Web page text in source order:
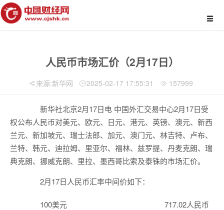
人民币市场汇价（2月17日）
来源:新华网 2025-02-17 17:55:31 157999
新华社北京2月17日电 中国外汇交易中心2月17日受
权公布人民币对美元、欧元、日元、港元、英镑、澳元、新西
兰元、新加坡元、瑞士法郎、加元、澳门元、林吉特、卢布、
兰特、韩元、迪拉姆、里亚尔、福林、兹罗提、丹麦克朗、瑞
典克朗、挪威克朗、里拉、墨西哥比索及泰铢的市场汇价。
2月17日人民币汇率中间价如下：
100美元 717.02人民币